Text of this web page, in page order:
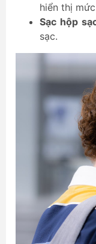
hiển thị
Sạc hộp
sạc.